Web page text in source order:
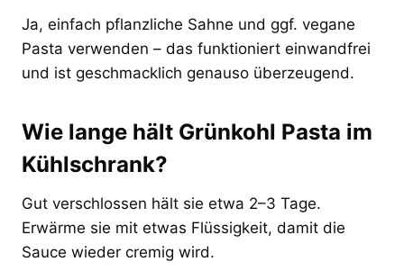
Ja, einfach pflanzliche Sahne und ggf. vegane
Pasta verwenden – das funktioniert einwandfrei
und ist geschmacklich genauso überzeugend.
Wie lange hält Grünkohl Pasta im
Kühlschrank?
Gut verschlossen hält sie etwa 2–3 Tage.
Erwärme sie mit etwas Flüssigkeit, damit die
Sauce wieder cremig wird.